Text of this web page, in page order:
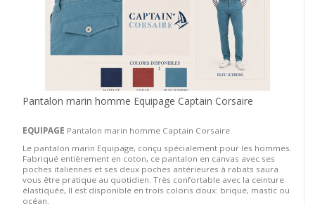
Pantalon marin homme Equipage Captain Corsaire
EQUIPAGE Pantalon marin homme Captain Corsaire.
Le pantalon marin Equipage, conçu spécialement pour les hommes.
Fabriqué entièrement en coton, ce pantalon en canvas avec ses
poches italiennes et ses deux poches antérieures à rabats saura
vous être pratique au quotidien. Très confortable avec la ceinture
élastiquée, Il est disponible en trois coloris doux: brique, mastic ou
océan.